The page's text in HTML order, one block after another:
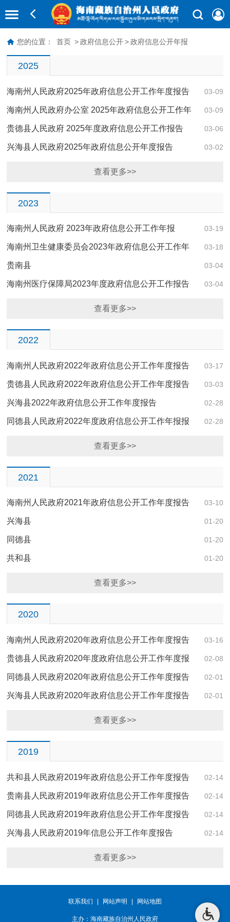
您的位置： 首页 > 政府信息公开 > 政府信息公开年报
2025
03-09
海南州人民政府2025年政府信息公开工作年度报告
03-09
海南州人民政府办公室 2025年政府信息公开工作年
度报告 03-06
贵德县人民政府 2025年度政府信息公开工作报告
03-02
兴海县人民政府2025年政府信息公开年度报告
查看更多>>
2023
03-19
海南州人民政府 2023年政府信息公开工作年报
03-18
海南州卫生健康委员会2023年政府信息公开工作年
度报告 03-04
贵南县
03-04
海南州医疗保障局2023年度政府信息公开工作报告
查看更多>>
2022
03-17
海南州人民政府2022年政府信息公开工作年度报告
03-03
贵德县人民政府2022年政府信息公开工作年度报告
02-28
兴海县2022年政府信息公开工作年度报告
02-28
同德县人民政府2022年度政府信息公开工作年报报
查看更多>>
2021
03-10
海南州人民政府2021年政府信息公开工作年度报告
01-20
兴海县
01-20
同德县
01-20
共和县
查看更多>>
2020
03-16
海南州人民政府2020年政府信息公开工作年度报告
02-08
贵德县人民政府2020年度政府信息公开工作年度报
告 02-01
同德县人民政府2020年政府信息公开工作年度报告
02-01
兴海县人民政府2020年政府信息公开工作年度报告
查看更多>>
2019
02-14
共和县人民政府2019年政府信息公开工作年度报告
02-14
贵南县人民政府2019年政府信息公开工作年度报告
02-14
同德县人民政府2019年政府信息公开工作年度报告
02-14
兴海县人民政府2019年信息公开工作年度报告
查看更多>>
联系我们 网站声明 网站地图
主办：海南藏族自治州人民政府